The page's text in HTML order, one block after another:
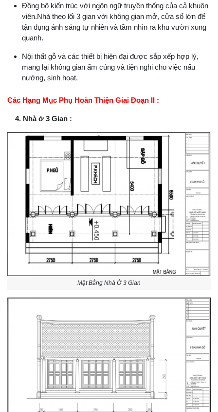
Đồng bộ kiến trúc với ngôn ngữ truyền thống của cả khuôn
viên.Nhà theo lối 3 gian với không gian mở, cửa sổ lớn để
tận dụng ánh sáng tự nhiên và tầm nhìn ra khu vườn xung
quanh.
Nội thất gỗ và các thiết bị hiện đại được sắp xếp hợp lý,
mang lại không gian ấm cúng và tiện nghi cho việc nấu
nướng, sinh hoạt.
Các Hạng Mục Phụ Hoàn Thiện Giai Đoạn II :
4. Nhà ở 3 Gian :
Mặt Bằng Nhà Ở 3 Gian